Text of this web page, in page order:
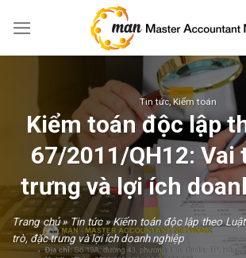
Tin tức,Kiểm toán
Kiểm toán độc lập
67/2011/QH12: Vai
trưng và lợi ích
Trang chủ» Tin tức»Kiểm toán độc lập theo
trò, đặc trưng và lợi ích doanh nghiệp